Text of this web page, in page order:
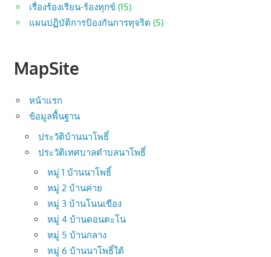
เรื่องร้องเรียน-ร้องทุกข์ (15)
แผนปฏิบัติการป้องกันการทุจริต (5)
MapSite
หน้าแรก
ข้อมูลพื้นฐาน
ประวัติบ้านนาโพธิ์
ประวัติเทศบาลตำบลนาโพธิ์
หมู่ 1 บ้านนาโพธิ์
หมู่ 2 บ้านค่าย
หมู่ 3 บ้านโนนเขือง
หมู่ 4 บ้านดอนตะโน
หมู่ 5 บ้านกลาง
หมู่ 6 บ้านนาโพธิ์ใต้